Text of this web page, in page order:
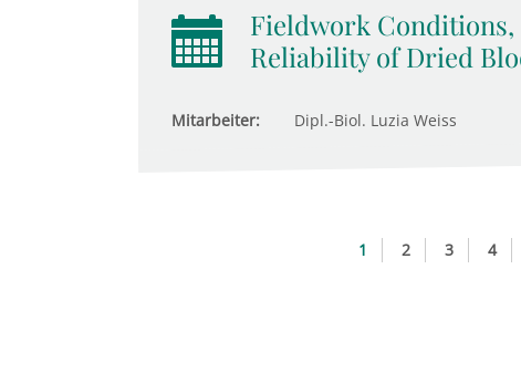
Fieldwork Conditions,
Reliability of Dried
Mitarbeiter: Dipl.-Biol. Luzia Weiss
1 2 3 4